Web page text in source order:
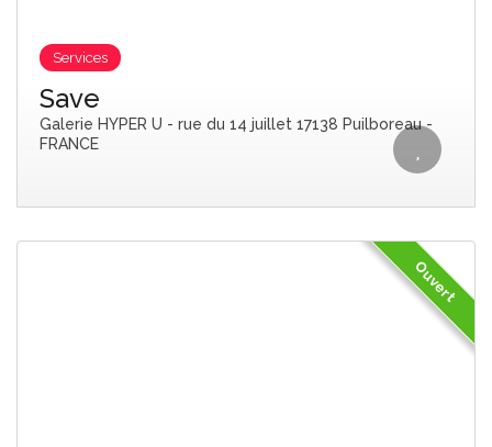
Services
Save
Galerie HYPER U - rue du 14 juillet 17138 Puilboreau -
FRANCE
Ouvert